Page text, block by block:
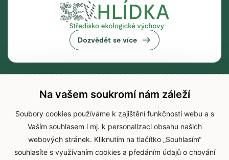
Dozvědět se více
Na vašem soukromí nám záleží
Soubory cookies používáme k zajištění funkčnosti webu a s
Vaším souhlasem i mj. k personalizaci obsahu našich
webových stránek. Kliknutím na tlačítko „Souhlasím“
souhlasíte s využívaním cookies a předáním údajů o chování